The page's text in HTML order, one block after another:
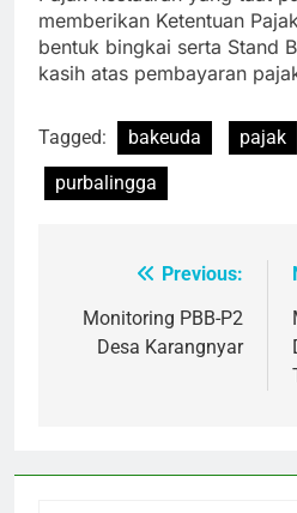
memberikan Ketentuan
bentuk bingkai serta Stand
kasih atas pembayaran
Tagged: bakeuda pajak
purbalingga
navigation
Previous:
Monitoring PBB-P2
Desa Karangnyar